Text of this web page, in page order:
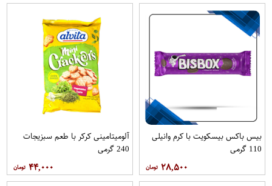
بیس باکس بیسکویت با کرم وانیلی
110 گرمی
۲۸,۵۰۰
آلومیتامینی کرکر با طعم سبزیجات
240 گرمی
۴۴,۰۰۰